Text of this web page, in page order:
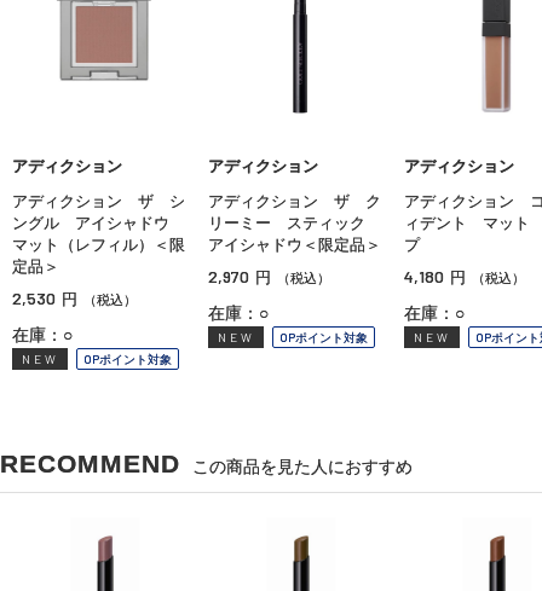
アディクション
アディクション ザ シ
ングル アイシャドウ
マット（レフィル）＜限
定品＞
2,530 円 （税込）
在庫：○
NEW OPポイント対象
アディクション
アディクション ザ ク
リーミー スティック
アイシャドウ＜限定品＞
2,970 円 （税込）
在庫：○
NEW OPポイント対象
アディクション
アディクション
ィデント マット
プ
4,180 円 （税込）
在庫：○
NEW OPポイン
RECOMMEND この商品を見た人におすすめ